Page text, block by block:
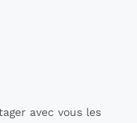
avec vous les